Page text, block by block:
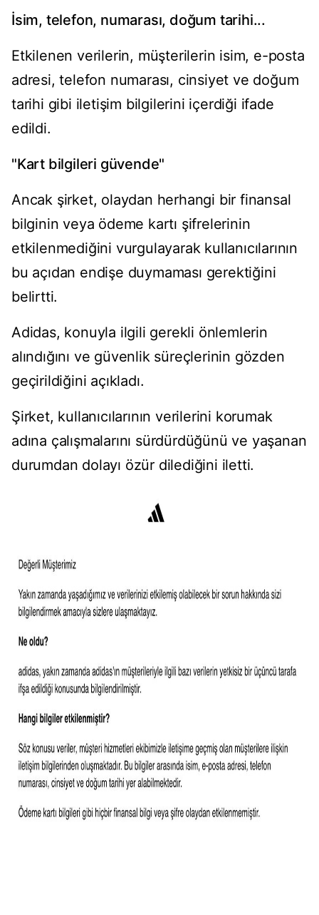
İsim, telefon, numarası, doğum tarihi...
Etkilenen verilerin, müşterilerin isim, e-posta
adresi, telefon numarası, cinsiyet ve doğum
tarihi gibi iletişim bilgilerini içerdiği ifade
edildi.
"Kart bilgileri güvende"
Ancak şirket, olaydan herhangi bir finansal
bilginin veya ödeme kartı şifrelerinin
etkilenmediğini vurgulayarak kullanıcılarının
bu açıdan endişe duymaması gerektiğini
belirtti.
Adidas, konuyla ilgili gerekli önlemlerin
alındığını ve güvenlik süreçlerinin gözden
geçirildiğini açıkladı.
Şirket, kullanıcılarının verilerini korumak
adına çalışmalarını sürdürdüğünü ve yaşanan
durumdan dolayı özür dilediğini iletti.